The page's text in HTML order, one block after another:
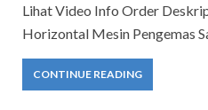
Lihat Video Info Order
Horizontal Mesin Pengemas
CONTINUE READING